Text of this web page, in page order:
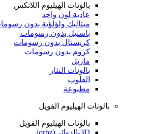
بالونات الهيليوم اللاتكس
عادية لون واحد
ميتاليك ولؤلؤية بدون
باستيل بدون رسومات
كريستال بدون رسومات
كروم بدون رسومات
ماربل
بالونات النثار
القلوب
مطبوعة
بالونات الهيليوم الفويل
بالونات الهيليوم الفويل
3D-الدوائر (orbz)